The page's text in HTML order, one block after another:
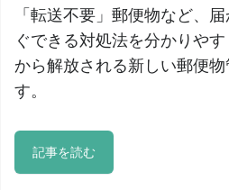
「転送不要」郵便物など、
ぐできる対処法を分かりや
から解放される新しい郵便
す。
記事を読む